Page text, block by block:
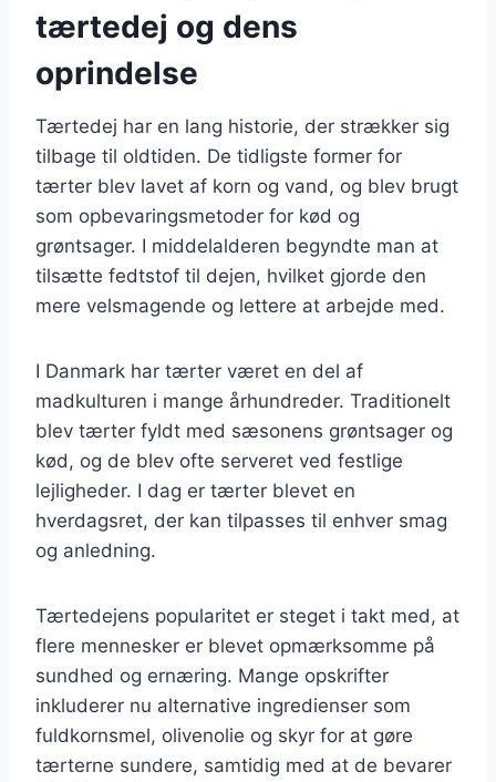
tærtedej og dens
oprindelse
Tærtedej har en lang historie, der strækker sig
tilbage til oldtiden. De tidligste former for
tærter blev lavet af korn og vand, og blev brugt
som opbevaringsmetoder for kød og
grøntsager. I middelalderen begyndte man at
tilsætte fedtstof til dejen, hvilket gjorde den
mere velsmagende og lettere at arbejde med.
I Danmark har tærter været en del af
madkulturen i mange århundreder. Traditionelt
blev tærter fyldt med sæsonens grøntsager og
kød, og de blev ofte serveret ved festlige
lejligheder. I dag er tærter blevet en
hverdagsret, der kan tilpasses til enhver smag
og anledning.
Tærtedejens popularitet er steget i takt med, at
flere mennesker er blevet opmærksomme på
sundhed og ernæring. Mange opskrifter
inkluderer nu alternative ingredienser som
fuldkornsmel, olivenolie og skyr for at gøre
tærterne sundere, samtidig med at de bevarer